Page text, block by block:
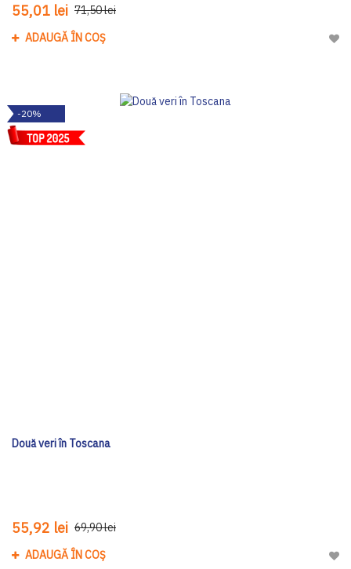
55,01 lei 71,50 lei
ADAUGĂ ÎN COȘ
-20%
Două veri în Toscana
55,92 lei 69,90 lei
ADAUGĂ ÎN COȘ